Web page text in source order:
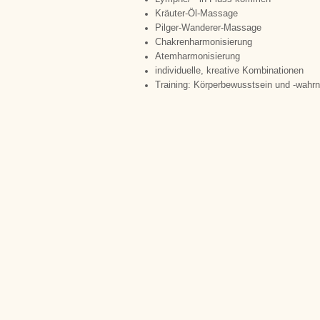
Kräuter-Öl-Massage
Pilger-Wanderer-Massage
Chakrenharmonisierung
Atemharmonisierung
individuelle, kreative Kombinationen
Training: Körperbewusstsein und -